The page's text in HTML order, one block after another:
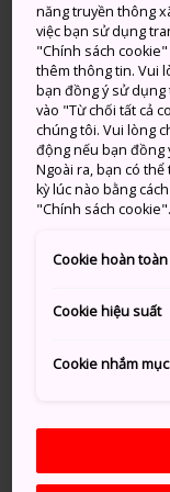
Loan.
Liên đoàn ô tô
Để biết thêm
Nhật Bản, vui
Cơ quan Cảnh
Trải nghiệm
Hiện có đơn
tới JAF: Thụy Sĩ,
Ngôn ngữ khả
Đức, Tiếng Ý,
năng truyền thông
việc bạn sử dụng
"Chính sách
thêm thông tin. Vui
bạn đồng ý sử dụng
vào "Từ chối tất cả
chúng tôi. Vui lòng
động nếu bạn đồng
Ngoài ra, bạn có
kỳ lúc nào bằng
"Chính sách cookie".
Cookie hoàn
Cookie hiệu suất
Cookie nhắm